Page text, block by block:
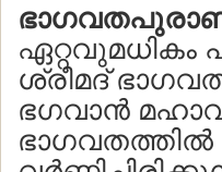
ഏറ്റവുമധികം
ശ്രീമദ്
ഭഗവാന്‍